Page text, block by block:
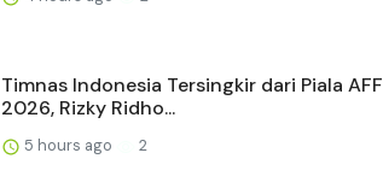
Timnas Indonesia Tersingkir dari Piala AFF
2026, Rizky Ridho...
5 hours ago 2